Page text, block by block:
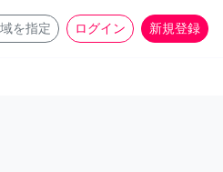
を指定 ログイン 新規登録